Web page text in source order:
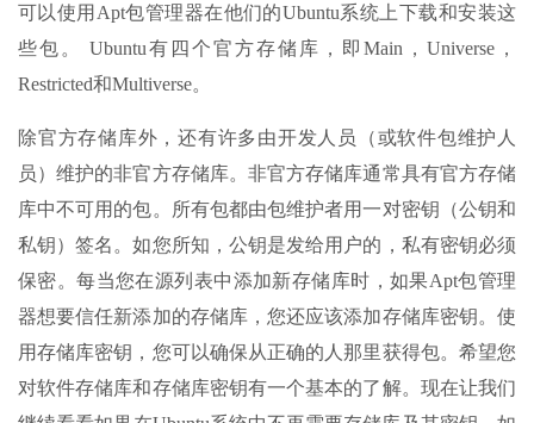
可以使用Apt包管理器在他们的Ubuntu系统上下载和安装这
些包。 Ubuntu有四个官方存储库，即Main，Universe，
Restricted和Multiverse。
除官方存储库外，还有许多由开发人员（或软件包维护人
员）维护的非官方存储库。非官方存储库通常具有官方存储
库中不可用的包。所有包都由包维护者用一对密钥（公钥和
私钥）签名。如您所知，公钥是发给用户的，私有密钥必须
保密。每当您在源列表中添加新存储库时，如果Apt包管理
器想要信任新添加的存储库，您还应该添加存储库密钥。使
用存储库密钥，您可以确保从正确的人那里获得包。希望您
对软件存储库和存储库密钥有一个基本的了解。现在让我们